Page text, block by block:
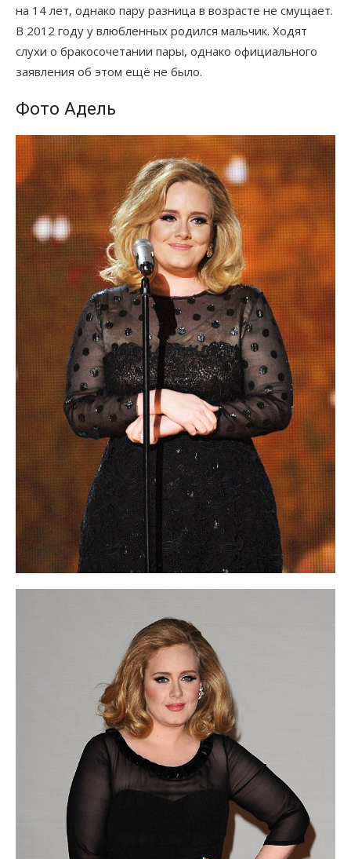
на 14 лет, однако пару разница в возрасте не смущает.
В 2012 году у влюбленных родился мальчик. Ходят
слухи о бракосочетании пары, однако официального
заявления об этом ещё не было.
Фото Адель